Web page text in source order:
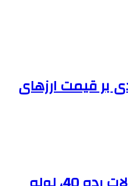
بر قیمت ارزهای